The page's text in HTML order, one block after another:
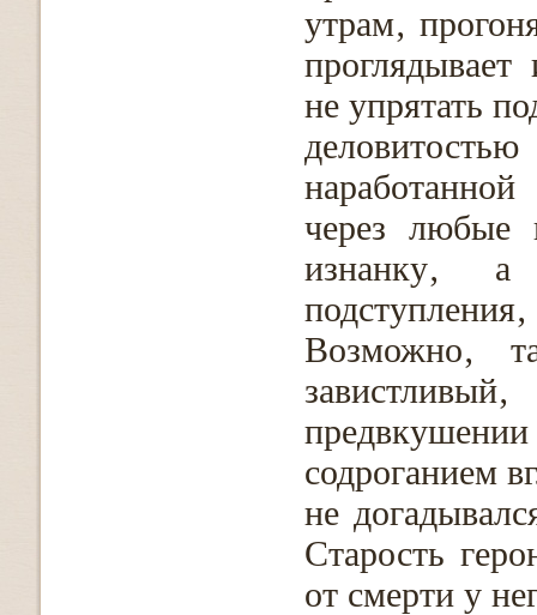
утрам‚
не упрятать
через любые
изнанку‚
Возможно‚
содроганием
не
Старость
от смерти у